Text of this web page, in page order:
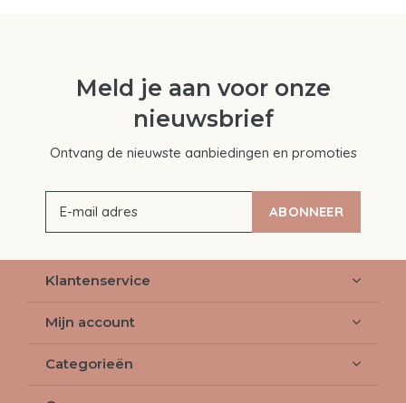
Meld je aan voor onze
nieuwsbrief
Ontvang de nieuwste aanbiedingen en promoties
ABONNEER
Klantenservice
Mijn account
Categorieën